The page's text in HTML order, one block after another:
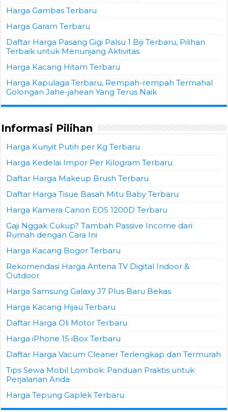
Harga Gambas Terbaru
Harga Garam Terbaru
Daftar Harga Pasang Gigi Palsu 1 Biji Terbaru, Pilihan
Terbaik untuk Menunjang Aktivitas
Harga Kacang Hitam Terbaru
Harga Kapulaga Terbaru, Rempah-rempah Termahal
Golongan Jahe-jahean Yang Terus Naik
Informasi Pilihan
Harga Kunyit Putih per Kg Terbaru
Harga Kedelai Impor Per Kilogram Terbaru
Daftar Harga Makeup Brush Terbaru
Daftar Harga Tisue Basah Mitu Baby Terbaru
Harga Kamera Canon EOS 1200D Terbaru
Gaji Nggak Cukup? Tambah Passive Income dari
Rumah dengan Cara Ini
Harga Kacang Bogor Terbaru
Rekomendasi Harga Antena TV Digital Indoor &
Outdoor
Harga Samsung Galaxy J7 Plus Baru Bekas
Harga Kacang Hijau Terbaru
Daftar Harga Oli Motor Terbaru
Harga iPhone 15 iBox Terbaru
Daftar Harga Vacum Cleaner Terlengkap dan Termurah
Tips Sewa Mobil Lombok: Panduan Praktis untuk
Perjalanan Anda
Harga Tepung Gaplek Terbaru